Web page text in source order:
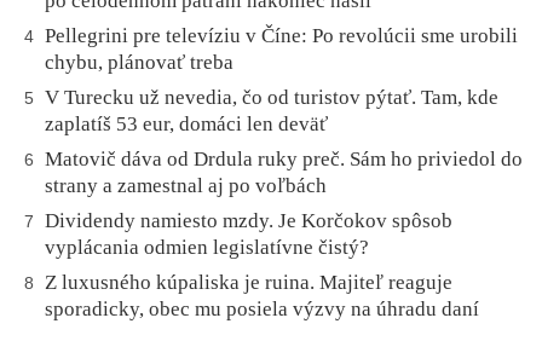
4 Pellegrini pre televíziu v Číne: Po revolúcii sme urobili
chybu, plánovať treba
5
V Turecku už nevedia, čo od turistov pýtať. Tam, kde
zaplatíš 53 eur, domáci len deväť
6
Matovič dáva od Drdula ruky preč. Sám ho priviedol do
strany a zamestnal aj po voľbách
7
Dividendy namiesto mzdy. Je Korčokov spôsob
vyplácania odmien legislatívne čistý?
8
Z luxusného kúpaliska je ruina. Majiteľ reaguje
sporadicky, obec mu posiela výzvy na úhradu daní